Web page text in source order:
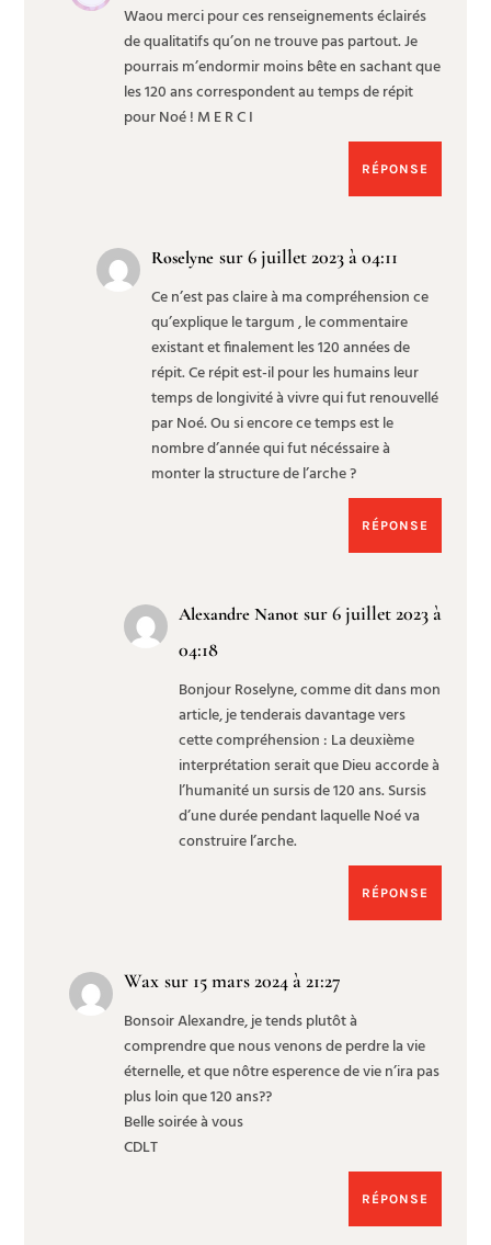
Waou merci pour ces renseignements éclairés
de qualitatifs qu’on ne trouve pas partout. Je
pourrais m’endormir moins bête en sachant que
les 120 ans correspondent au temps de répit
pour Noé ! M E R C I
RÉPONSE
Roselyne sur 6 juillet 2023 à 04:11
Ce n’est pas claire à ma compréhension ce
qu’explique le targum , le commentaire
existant et finalement les 120 années de
répit. Ce répit est-il pour les humains leur
temps de longivité à vivre qui fut renouvellé
par Noé. Ou si encore ce temps est le
nombre d’année qui fut nécéssaire à
monter la structure de l’arche ?
RÉPONSE
Alexandre Nanot sur 6 juillet 2023 à
04:18
Bonjour Roselyne, comme dit dans mon
article, je tenderais davantage vers
cette compréhension : La deuxième
interprétation serait que Dieu accorde à
l’humanité un sursis de 120 ans. Sursis
d’une durée pendant laquelle Noé va
construire l’arche.
RÉPONSE
Wax sur 15 mars 2024 à 21:27
Bonsoir Alexandre, je tends plutôt à
comprendre que nous venons de perdre la vie
éternelle, et que nôtre esperence de vie n’ira pas
plus loin que 120 ans??
Belle soirée à vous
CDLT
RÉPONSE